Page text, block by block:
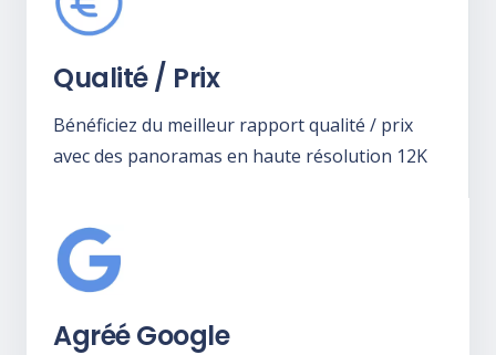
Qualité / Prix
Bénéficiez du meilleur rapport qualité / prix
avec des panoramas en haute résolution 12K
Agréé Google